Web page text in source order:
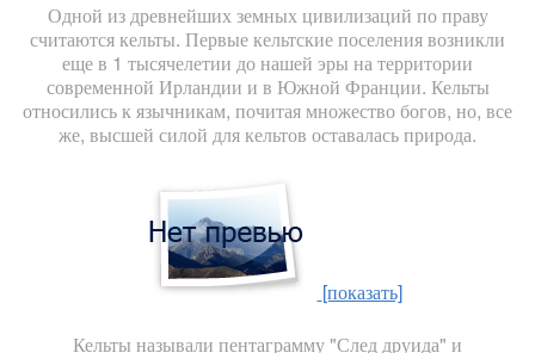
Одной из древнейших земных цивилизаций по праву
считаются кельты. Первые кельтские поселения возникли
еще в 1 тысячелетии до нашей эры на территории
современной Ирландии и в Южной Франции. Кельты
относились к язычникам, почитая множество богов, но, все
же, высшей силой для кельтов оставалась природа.
[показать]
Кельты называли пентаграмму "След друида" и